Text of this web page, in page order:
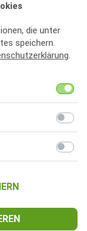
die unter
speichern.
.